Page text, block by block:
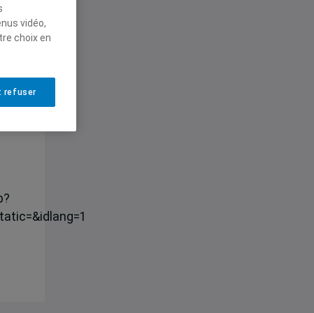
vidéo,
choix en
refuser